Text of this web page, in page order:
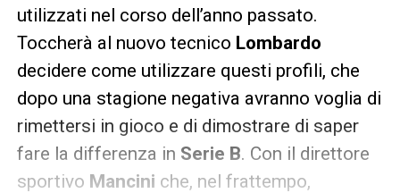
utilizzati nel corso dell’anno passato.
Toccherà al nuovo tecnico Lombardo
decidere come utilizzare questi profili, che
dopo una stagione negativa avranno voglia di
rimettersi in gioco e di dimostrare di saper
fare la differenza in Serie B. Con il direttore
sportivo Mancini che, nel frattempo,